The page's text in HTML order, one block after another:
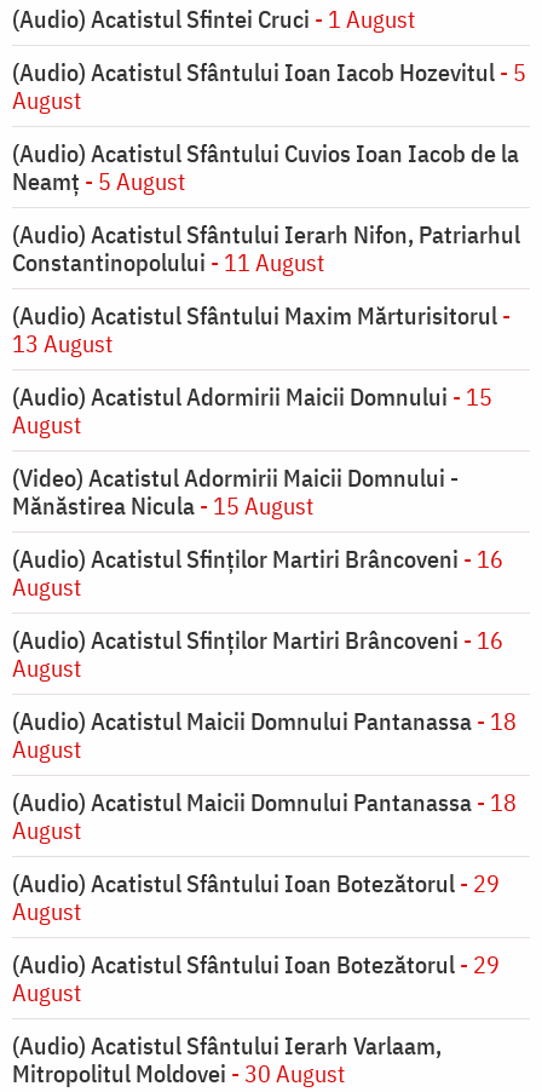
(Audio) Acatistul Sfintei Cruci - 1 August
(Audio) Acatistul Sfântului Ioan Iacob Hozevitul- 5
August
(Audio) Acatistul Sfântului Cuvios Ioan Iacob de la
Neamț - 5 August
(Audio) Acatistul Sfântului Ierarh Nifon, Patriarhul
Constantinopolului - 11 August
(Audio) Acatistul Sfântului Maxim Mărturisitorul-
13 August
(Audio) Acatistul Adormirii Maicii Domnului - 15
August
(Video) Acatistul Adormirii Maicii Domnului -
Mănăstirea Nicula- 15 August
(Audio) Acatistul Sfinților Martiri Brâncoveni - 16
August
(Audio) Acatistul Sfinților Martiri Brâncoveni - 16
August
(Audio) Acatistul Maicii Domnului Pantanassa- 18
August
(Audio) Acatistul Maicii Domnului Pantanassa- 18
August
(Audio) Acatistul Sfântului Ioan Botezătorul- 29
August
(Audio) Acatistul Sfântului Ioan Botezătorul- 29
August
(Audio) Acatistul Sfântului Ierarh Varlaam,
Mitropolitul Moldovei - 30 August